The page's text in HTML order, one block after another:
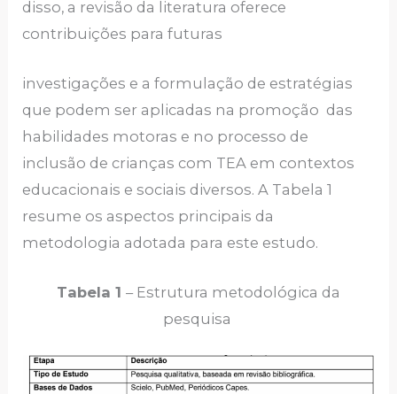
disso, a revisão da literatura oferece
contribuições para futuras
investigações e a formulação de estratégias
que podem ser aplicadas na promoção das
habilidades motoras e no processo de
inclusão de crianças com TEA em contextos
educacionais e sociais diversos. A Tabela 1
resume os aspectos principais da
metodologia adotada para este estudo.
Tabela 1 – Estrutura metodológica da
pesquisa